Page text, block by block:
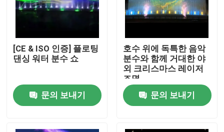
제품 소개
회사 소개
품질 관리
[CE & ISO 인증] 플로팅
댄싱 워터 분수 쇼
문의 보내기
호수 위에 독특한 음악
분수와 함께 거대한 야
외 크리스마스 레이저
조명
문의 보내기